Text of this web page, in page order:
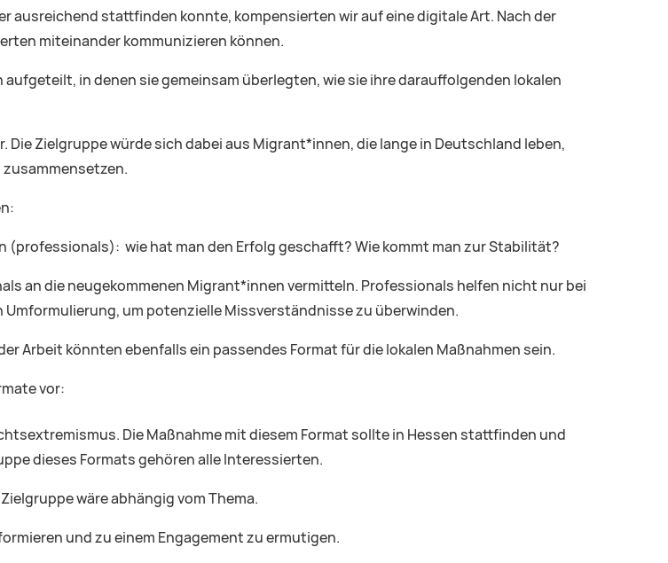
ausreichend stattfinden konnte, kompensierten wir auf eine digitale Art. Nach der
miteinander kommunizieren können.
in denen sie gemeinsam überlegten, wie sie ihre darauffolgenden lokalen
Zielgruppe würde sich dabei aus Migrant*innen, die lange in Deutschland leben,
(professionals): wie hat man den Erfolg geschafft? Wie kommt man zur Stabilität?
an die neugekommenen Migrant*innen vermitteln. Professionals helfen nicht nur bei
um potenzielle Missverständnisse zu überwinden.
Arbeit könnten ebenfalls ein passendes Format für die lokalen Maßnahmen sein.
vor:
Die Maßnahme mit diesem Format sollte in Hessen stattfinden und
dieses Formats gehören alle Interessierten.
wäre abhängig vom Thema.
und zu einem Engagement zu ermutigen.